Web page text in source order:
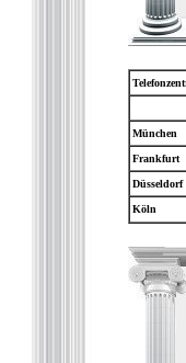
München
Frankfurt
Düsseldorf
Köln